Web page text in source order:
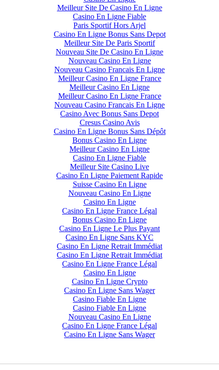
Meilleur Site De Casino En Ligne
Casino En Ligne Fiable
Paris Sportif Hors Arjel
Casino En Ligne Bonus Sans Depot
Meilleur Site De Paris Sportif
Nouveau Site De Casino En Ligne
Nouveau Casino En Ligne
Nouveau Casino Francais En Ligne
Meilleur Casino En Ligne France
Meilleur Casino En Ligne
Meilleur Casino En Ligne France
Nouveau Casino Francais En Ligne
Casino Avec Bonus Sans Depot
Cresus Casino Avis
Casino En Ligne Bonus Sans Dépôt
Bonus Casino En Ligne
Meilleur Casino En Ligne
Casino En Ligne Fiable
Meilleur Site Casino Live
Casino En Ligne Paiement Rapide
Suisse Casino En Ligne
Nouveau Casino En Ligne
Casino En Ligne
Casino En Ligne France Légal
Bonus Casino En Ligne
Casino En Ligne Le Plus Payant
Casino En Ligne Sans KYC
Casino En Ligne Retrait Immédiat
Casino En Ligne Retrait Immédiat
Casino En Ligne France Légal
Casino En Ligne
Casino En Ligne Crypto
Casino En Ligne Sans Wager
Casino Fiable En Ligne
Casino Fiable En Ligne
Nouveau Casino En Ligne
Casino En Ligne France Légal
Casino En Ligne Sans Wager